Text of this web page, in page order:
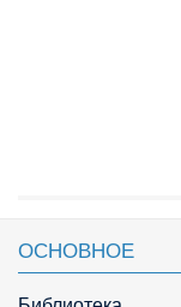
ОСНОВНОЕ